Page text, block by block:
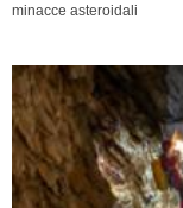
minacce asteroidali